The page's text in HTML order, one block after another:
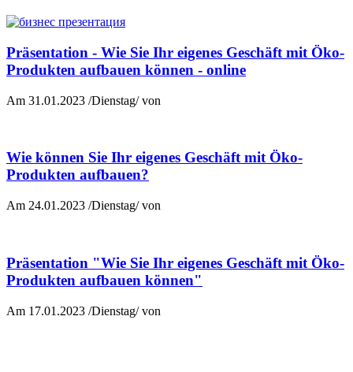
Präsentation - Wie Sie Ihr eigenes Geschäft mit Öko-
Produkten aufbauen können - online
Am 31.01.2023 /Dienstag/ von
Wie können Sie Ihr eigenes Geschäft mit Öko-
Produkten aufbauen?
Am 24.01.2023 /Dienstag/ von
Präsentation "Wie Sie Ihr eigenes Geschäft mit Öko-
Produkten aufbauen können"
Am 17.01.2023 /Dienstag/ von